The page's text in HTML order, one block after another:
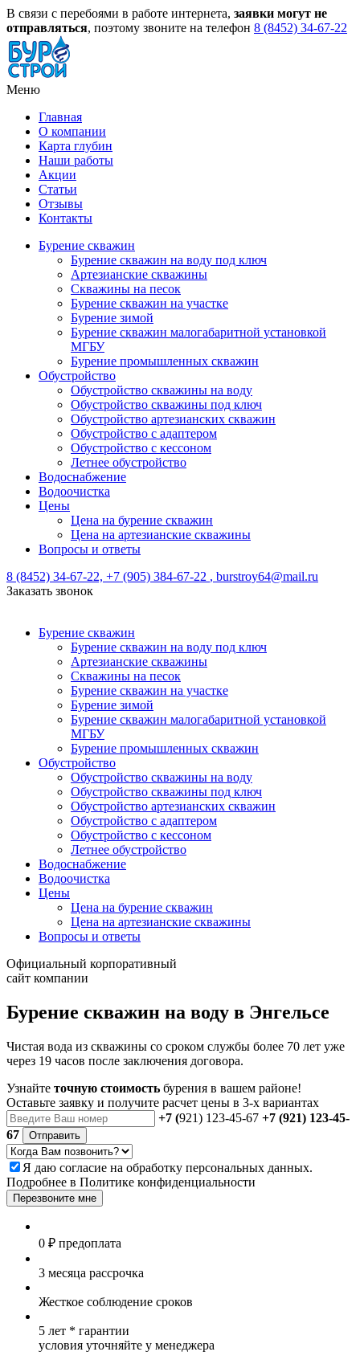
В связи с перебоями в работе интернета, заявки могут не
отправляться, поэтому звоните на телефон 8 (8452) 34-67-22
Меню
Главная
О компании
Карта глубин
Наши работы
Акции
Статьи
Отзывы
Контакты
Бурение скважин
Бурение скважин на воду под ключ
Артезианские скважины
Скважины на песок
Бурение скважин на участке
Бурение зимой
Бурение скважин малогабаритной установкой
МГБУ
Бурение промышленных скважин
Обустройство
Обустройство скважины на воду
Обустройство скважины под ключ
Обустройство артезианских скважин
Обустройство с адаптером
Обустройство с кессоном
Летнее обустройство
Водоснабжение
Водоочистка
Цены
Цена на бурение скважин
Цена на артезианские скважины
Вопросы и ответы
8 (8452) 34-67-22, +7 (905) 384-67-22 , burstroy64@mail.ru
Заказать звонок
Бурение скважин
Бурение скважин на воду под ключ
Артезианские скважины
Скважины на песок
Бурение скважин на участке
Бурение зимой
Бурение скважин малогабаритной установкой
МГБУ
Бурение промышленных скважин
Обустройство
Обустройство скважины на воду
Обустройство скважины под ключ
Обустройство артезианских скважин
Обустройство с адаптером
Обустройство с кессоном
Летнее обустройство
Водоснабжение
Водоочистка
Цены
Цена на бурение скважин
Цена на артезианские скважины
Вопросы и ответы
Официальный корпоративный
сайт компании
Бурение скважин на воду в Энгельсе
Чистая вода из скважины со сроком службы более 70 лет уже
через 19 часов после заключения договора.
Узнайте точную стоимость бурения в вашем районе!
Оставьте заявку и получите расчет цены в 3-х вариантах
+7 (921) 123-45-67 +7 (921) 123-45-
67
Отправить
Я даю согласие на обработку персональных данных.
Подробнее в Политике конфиденциальности
Перезвоните мне
0 ₽ предоплата
3 месяца рассрочка
Жесткое соблюдение сроков
5 лет * гарантии
условия уточняйте у менеджера